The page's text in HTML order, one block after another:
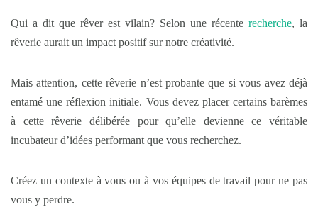
Qui a dit que rêver est vilain? Selon une récente recherche, la
rêverie aurait un impact positif sur notre créativité.
Mais attention, cette rêverie n’est probante que si vous avez déjà
entamé une réflexion initiale. Vous devez placer certains barèmes
à cette rêverie délibérée pour qu’elle devienne ce véritable
incubateur d’idées performant que vous recherchez.
Créez un contexte à vous ou à vos équipes de travail pour ne pas
vous y perdre.